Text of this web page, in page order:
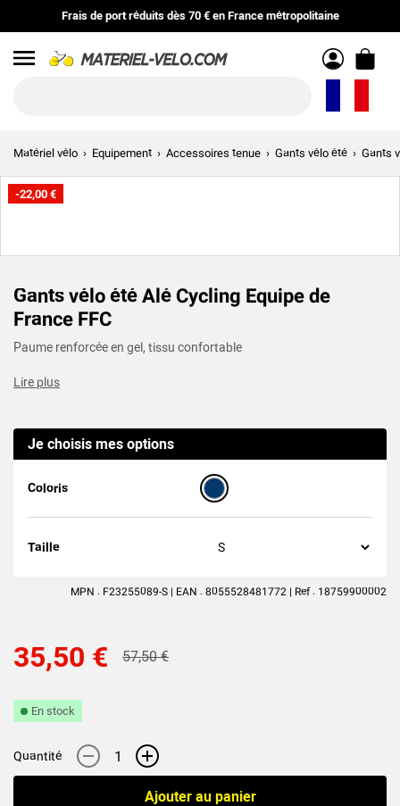
Frais de port réduitsdès 70 €en France métropolitaine
Matériel vélo Equipement Accessoires tenue Gants vélo été Gants
Gants vélo été Alé Cycling Equipe de
France FFC
Paume renforcée en gel, tissu confortable
Lire plus
Je choisis mes options
Coloris
Taille
MPN : F23255089-S | EAN : 8055528481772 | Ref : 18759900002
35,50 € 57,50 €
En stock
Quantité - +
Ajouter au panier
-22,00 €